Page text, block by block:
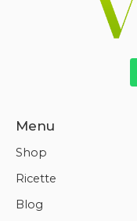
Menu
Shop
Ricette
Blog